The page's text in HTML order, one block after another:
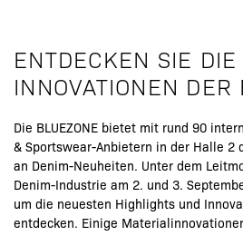
ENTDECKEN SIE
INNOVATIONEN DER
Die BLUEZONE bietet mit rund 90
& Sportswear-Anbietern in der Halle 2
an Denim-Neuheiten. Unter dem
Denim-Industrie am 2. und 3.
um die neuesten Highlights und
entdecken. Einige